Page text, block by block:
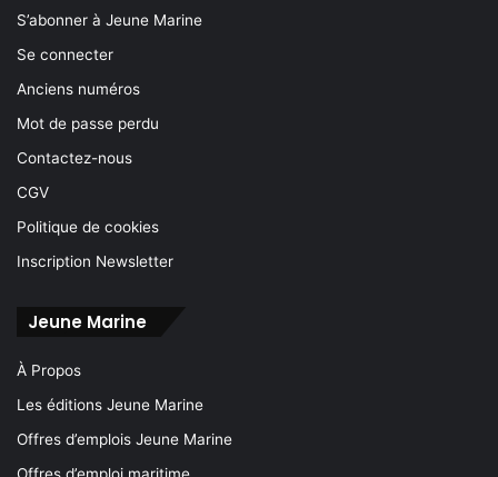
S’abonner à Jeune Marine
Se connecter
Anciens numéros
Mot de passe perdu
Contactez-nous
CGV
Politique de cookies
Inscription Newsletter
Jeune Marine
À Propos
Les éditions Jeune Marine
Offres d’emplois Jeune Marine